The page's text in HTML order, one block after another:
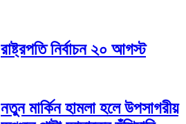
রাষ্ট্রপতি নির্বাচন ২০ আগস্ট
নতুন মার্কিন হামলা হলে উপসাগরীয়